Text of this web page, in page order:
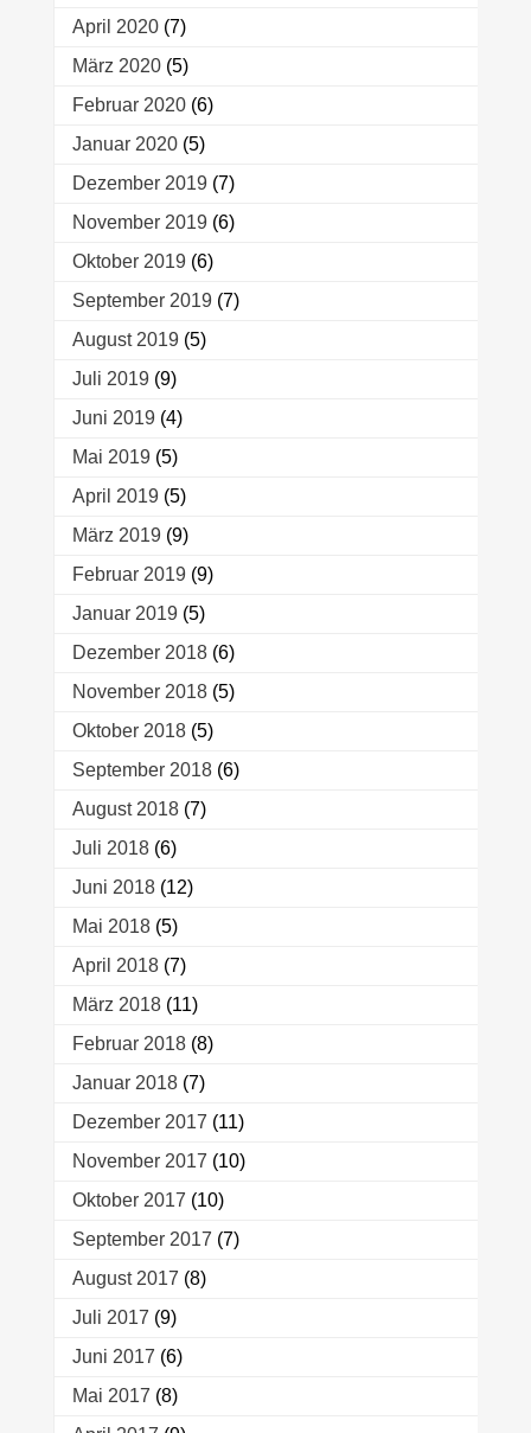
April 2020(7)
März 2020(5)
Februar 2020(6)
Januar 2020(5)
Dezember 2019(7)
November 2019(6)
Oktober 2019(6)
September 2019(7)
August 2019(5)
Juli 2019(9)
Juni 2019(4)
Mai 2019(5)
April 2019(5)
März 2019(9)
Februar 2019(9)
Januar 2019(5)
Dezember 2018(6)
November 2018(5)
Oktober 2018(5)
September 2018(6)
August 2018(7)
Juli 2018(6)
Juni 2018(12)
Mai 2018(5)
April 2018(7)
März 2018(11)
Februar 2018(8)
Januar 2018(7)
Dezember 2017 (11)
November 2017 (10)
Oktober 2017 (10)
September 2017 (7)
August 2017 (8)
Juli 2017 (9)
Juni 2017 (6)
Mai 2017 (8)